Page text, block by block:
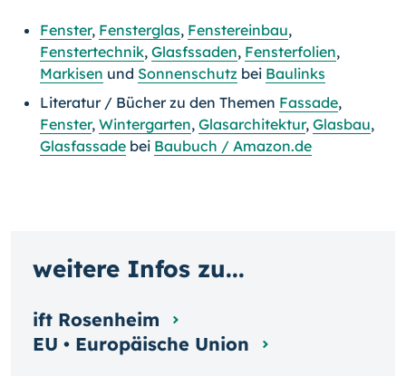
Fenster, Fensterglas, Fenstereinbau,
Fenstertechnik, Glasfssaden, Fensterfolien,
Markisen und Sonnenschutz bei Baulinks
Literatur / Bücher zu den Themen Fassade,
Fenster, Wintergarten, Glasarchitektur, Glasbau,
Glasfassade bei Baubuch / Amazon.de
weitere Infos zu...
ift Rosenheim
EU • Europäische Union